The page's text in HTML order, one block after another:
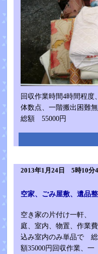
回収作業時間4時間程
体数点、一階搬出困難
総額 55000円
2013年1月24日 5時10分
空家、ごみ屋敷、遺品
空き家の片付け一軒、
庭、室内、物置、作業費
込み室内のみ単品で 総
額35000円回収作業、一